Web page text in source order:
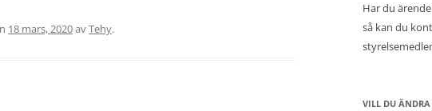
18 mars, 2020avTehy.
Har du
så kan du
VILL DU